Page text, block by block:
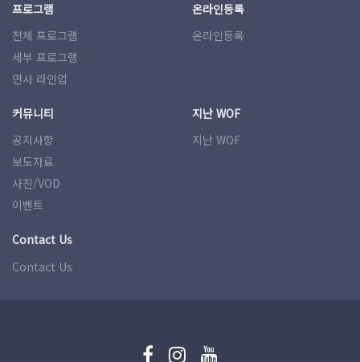
프로그램
전체 프로그램
세부 프로그램
연사 라인업
온라인등록
온라인등록
커뮤니티
공지사항
보도자료
사진/VOD
이벤트
지난 WOF
지난 WOF
Contact Us
Contact Us